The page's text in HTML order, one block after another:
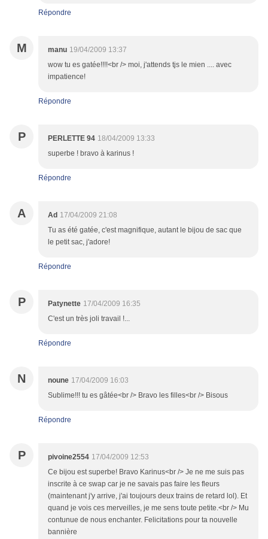
Répondre
M manu 19/04/2009 13:37
wow tu es gatée!!!!<br /> moi, j'attends tjs le mien .... avec
impatience!
Répondre
P PERLETTE 94 18/04/2009 13:33
superbe ! bravo à karinus !
Répondre
A Ad 17/04/2009 21:08
Tu as été gatée, c'est magnifique, autant le bijou de sac que
le petit sac, j'adore!
Répondre
P Patynette 17/04/2009 16:35
C'est un très joli travail !...
Répondre
N noune 17/04/2009 16:03
Sublime!!! tu es gâtée<br /> Bravo les filles<br /> Bisous
Répondre
P pivoine2554 17/04/2009 12:53
Ce bijou est superbe! Bravo Karinus<br /> Je ne me suis pas
inscrite à ce swap car je ne savais pas faire les fleurs
(maintenant j'y arrive, j'ai toujours deux trains de retard lol). Et
quand je vois ces merveilles, je me sens toute petite.<br /> Mu
contunue de nous enchanter. Felicitations pour ta nouvelle
bannière